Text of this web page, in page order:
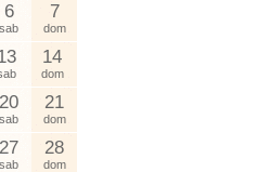
6
sab
7
dom
14
dom
20
sab
21
dom
27
sab
28
dom